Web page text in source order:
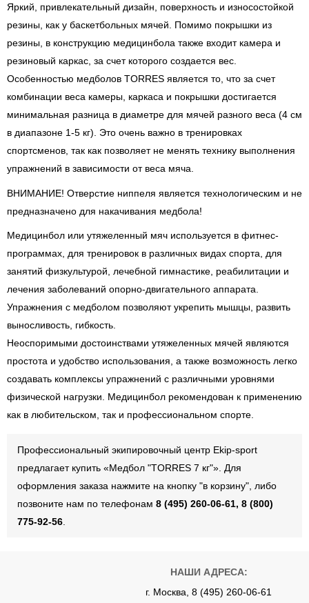
Яркий, привлекательный дизайн, поверхность и износостойкой
резины, как у баскетбольных мячей. Помимо покрышки из
резины, в конструкцию медицинбола также входит камера и
резиновый каркас, за счет которого создается вес.
Особенностью медболов TORRES является то, что за счет
комбинации веса камеры, каркаса и покрышки достигается
минимальная разница в диаметре для мячей разного веса (4 см
в диапазоне 1-5 кг). Это очень важно в тренировках
спортсменов, так как позволяет не менять технику выполнения
упражнений в зависимости от веса мяча.
ВНИМАНИЕ! Отверстие ниппеля является технологическим и не
предназначено для накачивания медбола!
Медицинбол или утяжеленный мяч используется в фитнес-
программах, для тренировок в различных видах спорта, для
занятий физкультурой, лечебной гимнастике, реабилитации и
лечения заболеваний опорно-двигательного аппарата.
Упражнения с медболом позволяют укрепить мышцы, развить
выносливость, гибкость.
Неоспоримыми достоинствами утяжеленных мячей являются
простота и удобство использования, а также возможность легко
создавать комплексы упражнений с различными уровнями
физической нагрузки. Медицинбол рекомендован к применению
как в любительском, так и профессиональном спорте.
Профессиональный экипировочный центр Ekip-sport
предлагает купить «Медбол "TORRES 7 кг"». Для
оформления заказа нажмите на кнопку "в корзину", либо
позвоните нам по телефонам 8 (495) 260-06-61, 8 (800)
775-92-56.
НАШИ АДРЕСА:
г. Москва, 8 (495) 260-06-61